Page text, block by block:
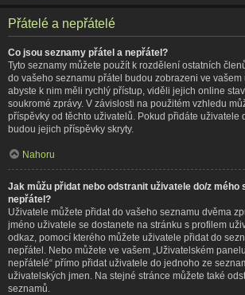
Přátelé a nepřátelé
Co jsou seznamy přátel a nepřátel?
Tyto seznamy můžete použít k rozdělení ostatních
do vašeho seznamu přátel budou zobrazeni ve vašem
abyste k nim měli rychlý přístup, viděli jejich online
soukromé zprávy. V závislosti na použitém vzhledu
příspěvky od těchto uživatelů. Pokud přidáte uživatele
budou jejich příspěvky skryty.
Nahoru
Jak můžu přidat nebo odstranit uživatele do/z mého
nepřátel?
Uživatele můžete přidat do vašeho seznamu dvěma
jméno uživatele se dostanete na stránku s profilem
odkaz, pomocí kterého můžete uživatele přidat do
nepřátel. Nebo můžete ve vašem „Uživatelském
nepřátelé“ přímo přidat uživatele do jednoho ze
uživatelských jmen. Na stejné stránce můžete také
seznamů.